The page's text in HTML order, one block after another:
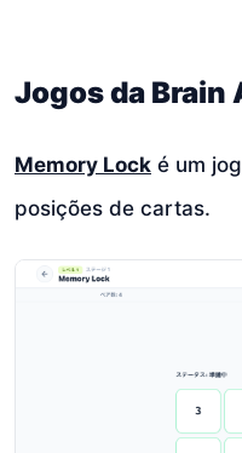
Jogos da Brain
Memory Lock é um
posições de cartas.